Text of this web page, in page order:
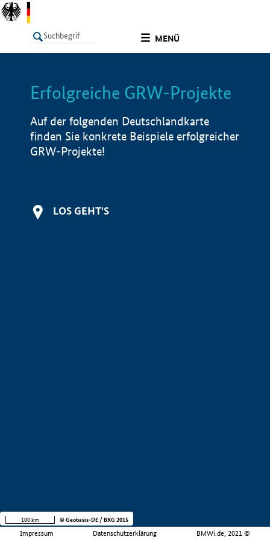
MENÜ
LISTE Info
Erfolgreiche GRW-Projekte
Auf der folgenden Deutschlandkarte
finden Sie konkrete Beispiele erfolgreicher
GRW-Projekte!
LOS GEHT'S
Impressum Datenschutzerklärung BMWi.de, 2021 ©
100 km © Geobasis-DE / BKG 2015